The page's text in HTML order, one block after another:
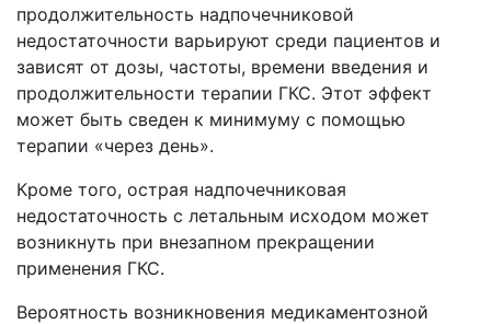
продолжительность надпочечниковой
недостаточности варьируют среди пациентов и
зависят от дозы, частоты, времени введения и
продолжительности терапии ГКС. Этот эффект
может быть сведен к минимуму с помощью
терапии «через день».
Кроме того, острая надпочечниковая
недостаточность с летальным исходом может
возникнуть при внезапном прекращении
применения ГКС.
Вероятность возникновения медикаментозной